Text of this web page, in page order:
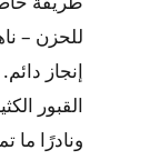
للحزن –
إنجاز
القبور
ونادرًا ما